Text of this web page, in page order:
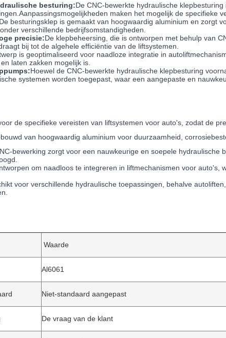
besturing:De CNC-bewerkte hydraulische
maken het mogelijk de specifieke
De besturingsklep is gemaakt van hoogwaardig aluminium en zorgt
verschillende bedrijfsomstandigheden.
precisie:De klepbeheersing, die is ontworpen met behulp van
bij tot de algehele efficiëntie van de liftsystemen.
is geoptimaliseerd voor naadloze integratie in
laten zakken mogelijk is.
Hoewel de CNC-bewerkte hydraulische klepbesturing
systemen worden toegepast, waar een aangepaste en
de specifieke vereisten van liftsystemen voor auto's, zodat de
van hoogwaardig aluminium voor duurzaamheid,
bewerking zorgt voor een nauwkeurige en soepele hydraulische
om naadloos te integreren in liftmechanismen voor auto's,
voor verschillende hydraulische toepassingen, behalve
Waarde
Al6061
Niet-standaard aangepast
De vraag van de klant